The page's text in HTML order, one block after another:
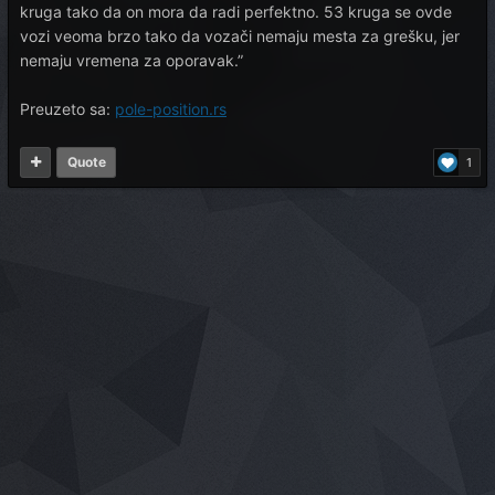
kruga tako da on mora da radi perfektno. 53 kruga se ovde
vozi veoma brzo tako da vozači nemaju mesta za grešku, jer
nemaju vremena za oporavak.”
Preuzeto sa: pole-position.rs
1
Quote